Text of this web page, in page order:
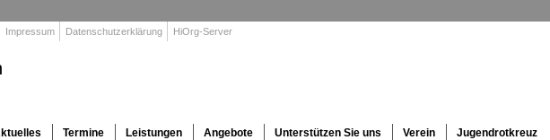
Impressum Datenschutzerklärung HiOrg-Server
Termine Leistungen Angebote Unterstützen Sie uns Verein Jugendrotkreuz